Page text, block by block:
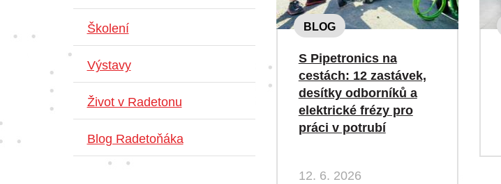
Školení
Výstavy
Život v Radetonu
Blog Radetoňáka
BLOG
S Pipetronics na
cestách: 12 zastávek,
desítky odborníků a
elektrické frézy pro
práci v potrubí
12. 6. 2026